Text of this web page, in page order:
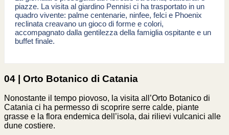
piazze. La visita al giardino Pennisi ci ha trasportato in un
quadro vivente: palme centenarie, ninfee, felci e Phoenix
reclinata creavano un gioco di forme e colori,
accompagnato dalla gentilezza della famiglia ospitante e un
buffet finale.
04 | Orto Botanico di Catania
Nonostante il tempo piovoso, la visita all’Orto Botanico di
Catania ci ha permesso di scoprire serre calde, piante
grasse e la flora endemica dell’isola, dai rilievi vulcanici alle
dune costiere.